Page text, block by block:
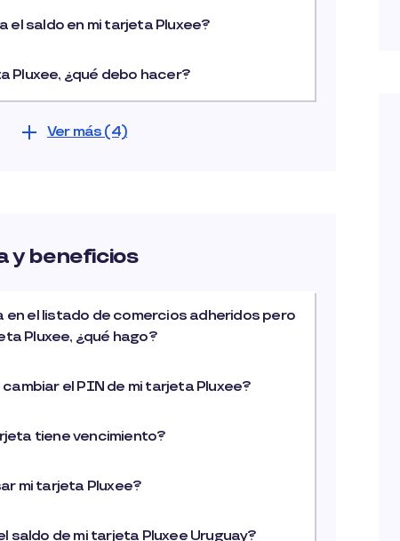
el saldo en mi tarjeta Pluxee?
Pluxee, ¿qué debo hacer?
Ver más (4)
y beneficios
en el listado de comercios adheridos pero
Pluxee, ¿qué hago?
el PIN de mi tarjeta Pluxee?
tiene vencimiento?
mi tarjeta Pluxee?
saldo de mi tarjeta Pluxee Uruguay?